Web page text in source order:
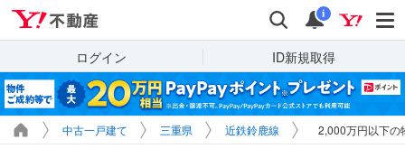
検索 通知
i
ログイン ID新規取得
中古一戸建て 三重県 近鉄鈴鹿線 2,000万円以下の